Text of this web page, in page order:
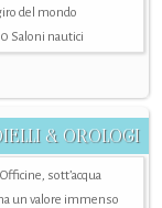
del mondo
Saloni nautici
& OROLOGI
sott’acqua
un valore immenso